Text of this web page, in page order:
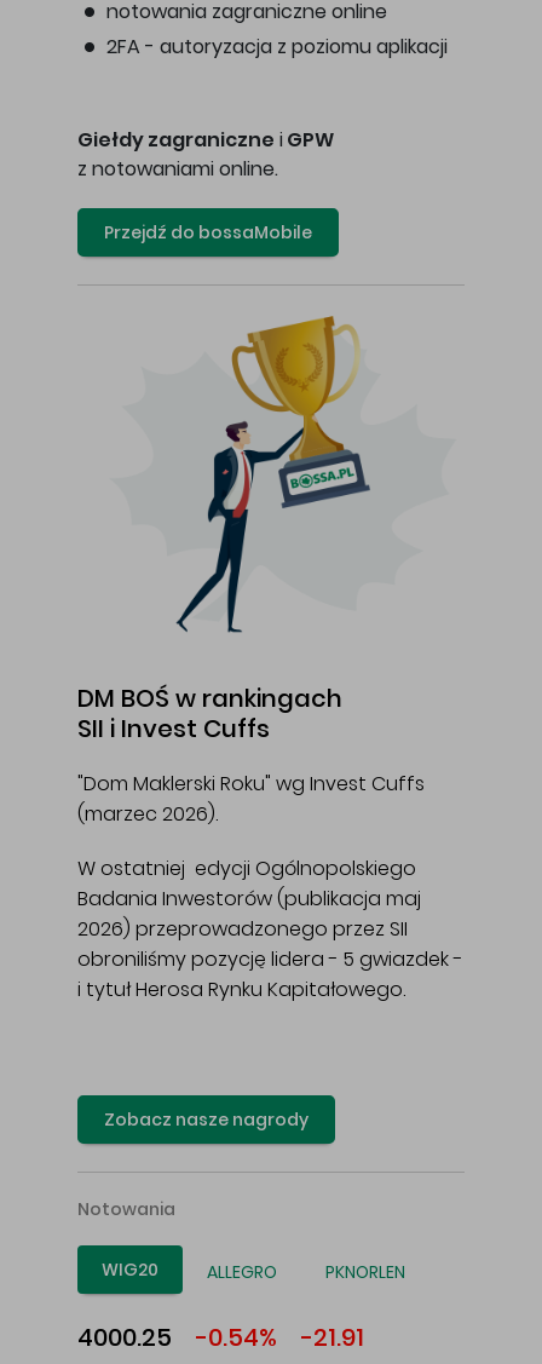
notowania zagraniczne online
2FA - autoryzacja z poziomu aplikacji
Giełdy zagraniczne i GPW
z notowaniami online.
Przejdź do bossaMobile
DM BOŚ w rankingach
SII i Invest Cuffs
"Dom Maklerski Roku" wg Invest Cuffs
(marzec 2026).
W ostatniej edycji Ogólnopolskiego
Badania Inwestorów (publikacja maj
2026) przeprowadzonego przez SII
obroniliśmy pozycję lidera - 5 gwiazdek -
i tytuł Herosa Rynku Kapitałowego.
Zobacz nasze nagrody
Notowania
WIG20 ALLEGRO PKNORLEN
4000.25 -0.54% -21.91